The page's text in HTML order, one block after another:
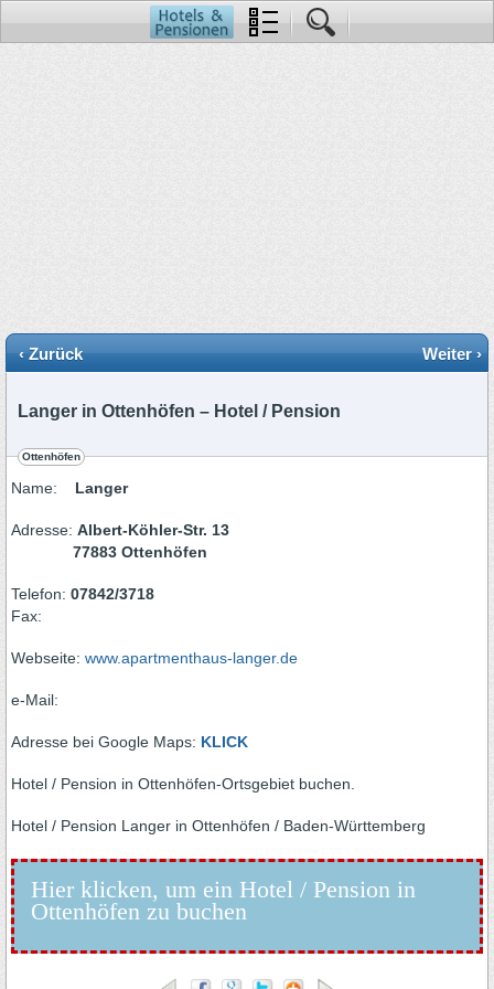
‹ Zurück Weiter ›
Langer in Ottenhöfen – Hotel / Pension
Ottenhöfen
Name: Langer
Adresse: Albert-Köhler-Str. 13
77883 Ottenhöfen
Telefon: 07842/3718
Fax:
Webseite: www.apartmenthaus-langer.de
e-Mail:
Adresse bei Google Maps: KLICK
Hotel / Pension in Ottenhöfen-Ortsgebiet buchen.
Hotel / Pension Langer in Ottenhöfen / Baden-Württemberg
Hier klicken, um ein Hotel / Pension in
Ottenhöfen zu buchen